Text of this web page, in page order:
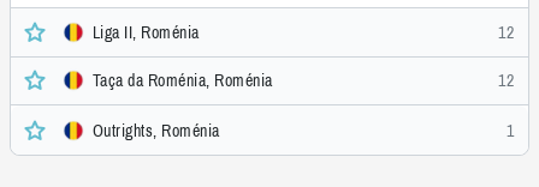
Liga II, Roménia 12
Taça da Roménia, Roménia 12
Outrights, Roménia 1